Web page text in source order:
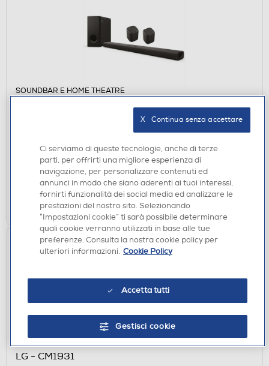
SOUNDBAR E HOME THEATRE
YAMAHA - Soundbar SR-X50A APKTRUE50CGY-
Acquisto online:disponibile
Ritiro in negozio in 30' gratuito:verifica
AGGIUNGI
LG - CM1931
Ci serviamo di queste tecnologie, anche di terze
parti, per offrirti una migliore esperienza di
navigazione, per personalizzare contenuti ed
annunci in modo che siano aderenti ai tuoi interessi,
fornirti funzionalità dei social media ed analizzare le
prestazioni del nostro sito. Selezionando
“Impostazioni cookie” ti sarà possibile determinare
quali cookie verranno utilizzati in base alle tue
preferenze. Consulta la nostra cookie policy per
ulteriori informazioni. Cookie Policy
Accetta tutti
Gestisci cookie
X   Continua senza accettare